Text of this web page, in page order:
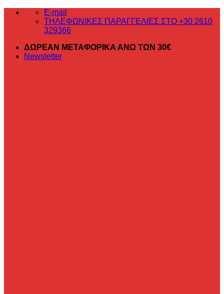
Μετάβαση
περιεχόμενο
E-mail
ΤΗΛΕΦΩΝΙΚΕΣ ΠΑΡΑΓΓΕΛΙΕΣ ΣΤΟ +30 2610
329366
ΔΩΡΕΑΝ ΜΕΤΑΦΟΡΙΚΑ ΑΝΩ ΤΩΝ 30€
Newsletter